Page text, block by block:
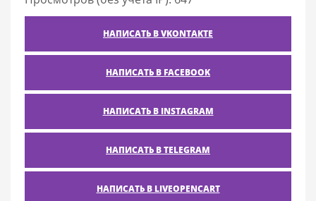
НАПИСАТЬ В VKONTAKTE
НАПИСАТЬ В FACEBOOK
НАПИСАТЬ В INSTAGRAM
НАПИСАТЬ В TELEGRAM
НАПИСАТЬ В LIVEOPENCART